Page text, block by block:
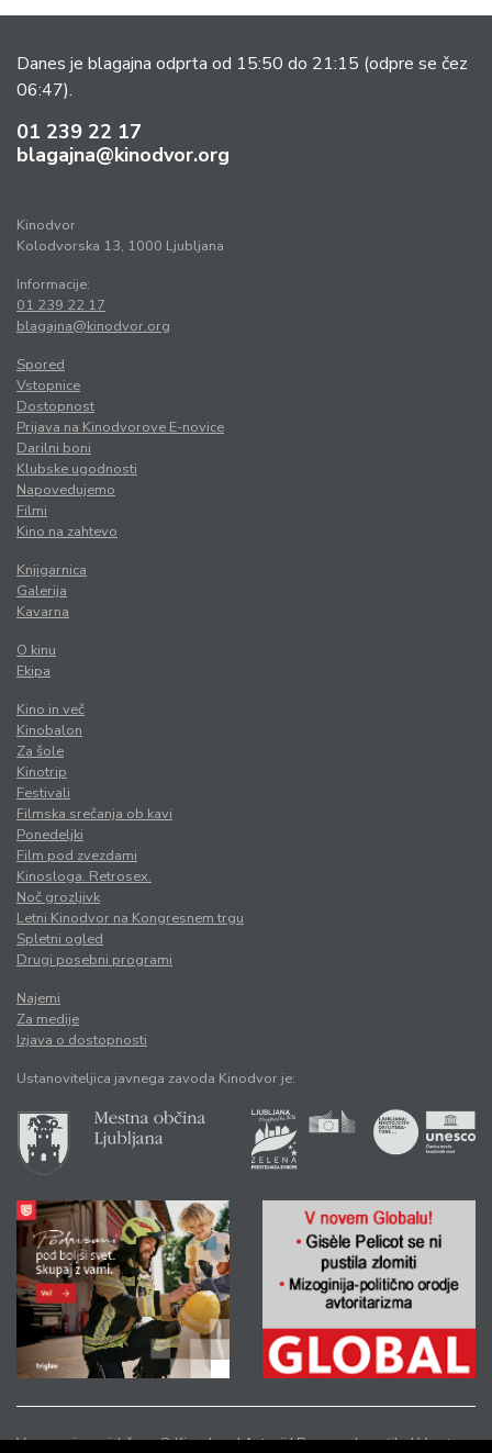
Danes je blagajna odprta od 15:50 do 21:15 (odpre se čez
06:47).
01 239 22 17
blagajna@kinodvor.org
Kinodvor
Kolodvorska 13, 1000 Ljubljana
Informacije:
01 239 22 17
blagajna@kinodvor.org
Spored
Vstopnice
Dostopnost
Prijava na Kinodvorove E-novice
Darilni boni
Klubske ugodnosti
Napovedujemo
Filmi
Kino na zahtevo
Knjigarnica
Galerija
Kavarna
O kinu
Ekipa
Kino in več
Kinobalon
Za šole
Kinotrip
Festivali
Filmska srečanja ob kavi
Ponedeljki
Film pod zvezdami
Kinosloga. Retrosex.
Noč grozljivk
Letni Kinodvor na Kongresnem trgu
Spletni ogled
Drugi posebni programi
Najemi
Za medije
Izjava o dostopnosti
Ustanoviteljica javnega zavoda Kinodvor je:
Vse pravice pridržane © Kinodvor |Avtorji|Pravno obvestilo|Varstvo